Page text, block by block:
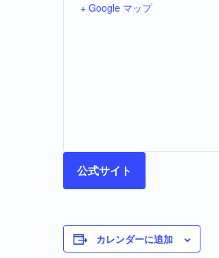
+ Google マップ
公式サイト
カレンダーに追加